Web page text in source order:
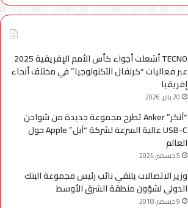
TECNO أشعلت أجواء كأس الأمم الإفريقية 2025
عبر فعاليات “كرنفال التكنولوجيا” في مختلف أنحاء
إفريقيا
20 يناير، 2026
“آنكر” Anker تطرح مجموعة جديدة من شواحن
USB-C عالية السرعة لشركة “آبل” Apple حول
العالم
5 ديسمبر، 2024
وزير الاتصالات يلتقي نائب رئيس مجموعة البنك
الدولي لشؤون منطقة الشرق الأوسط
9 ديسمبر، 2018